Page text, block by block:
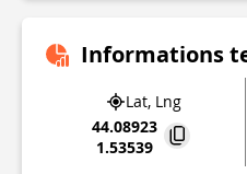
Informations
Lat, Lng
44.08923
1.53539